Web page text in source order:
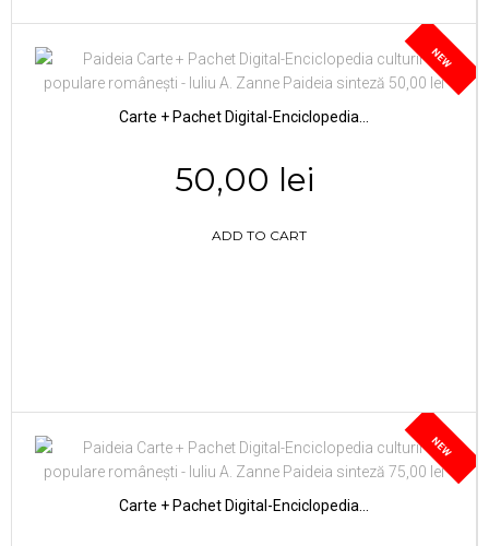
NEW
Carte + Pachet Digital-Enciclopedia...
50,00 lei
ADD TO CART
NEW
Carte + Pachet Digital-Enciclopedia...